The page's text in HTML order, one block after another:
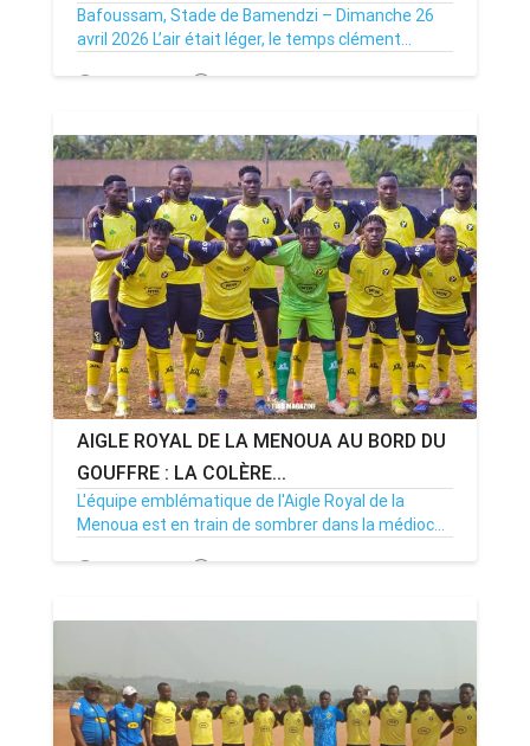
Bafoussam, Stade de Bamendzi – Dimanche 26
avril 2026 L’air était léger, le temps clément...
27/04/26 Par MenouActu 0
AIGLE ROYAL DE LA MENOUA AU BORD DU
GOUFFRE : LA COLÈRE...
L'équipe emblématique de l'Aigle Royal de la
Menoua est en train de sombrer dans la médioc...
19/02/25 Par MenouActu 0